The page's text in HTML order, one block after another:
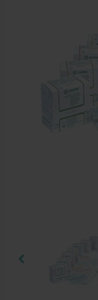
Anatomie posters
Echogel &
Verbruiksmaterialen
Aanbiedingen